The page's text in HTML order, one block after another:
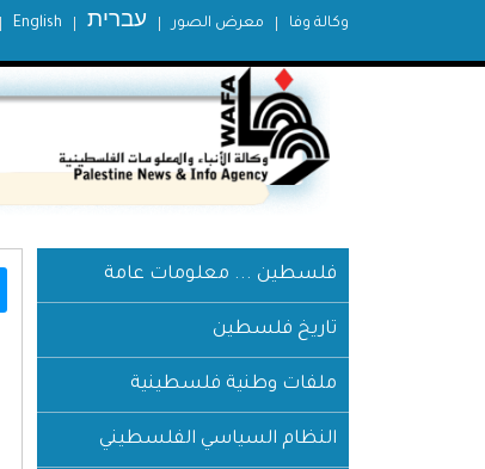
English עברית معرض الصور وكالة وفا
فلسطين ... معلومات عامة
تاريخ فلسطين
ملفات وطنية فلسطينية
النظام السياسي الفلسطيني